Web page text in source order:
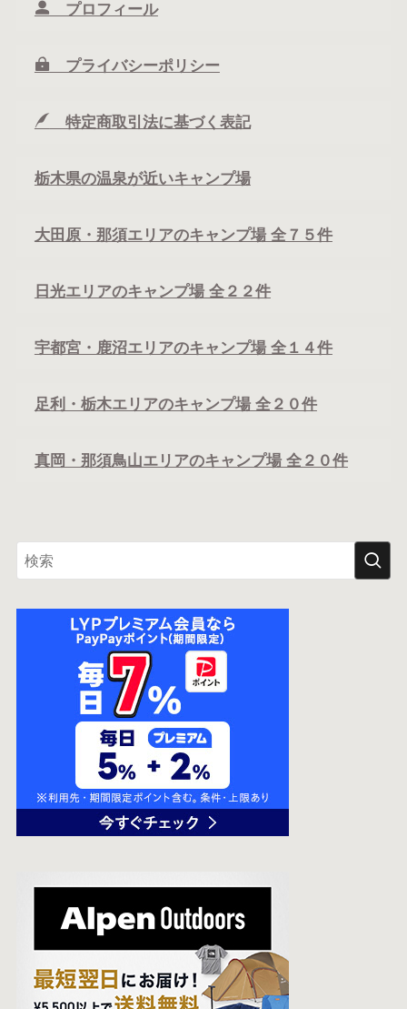
プロフィール
プライバシーポリシー
特定商取引法に基づく表記
栃木県の温泉が近いキャンプ場
大田原・那須エリアのキャンプ場 全７５件
日光エリアのキャンプ場 全２２件
宇都宮・鹿沼エリアのキャンプ場 全１４件
足利・栃木エリアのキャンプ場 全２０件
真岡・那須鳥山エリアのキャンプ場 全２０件